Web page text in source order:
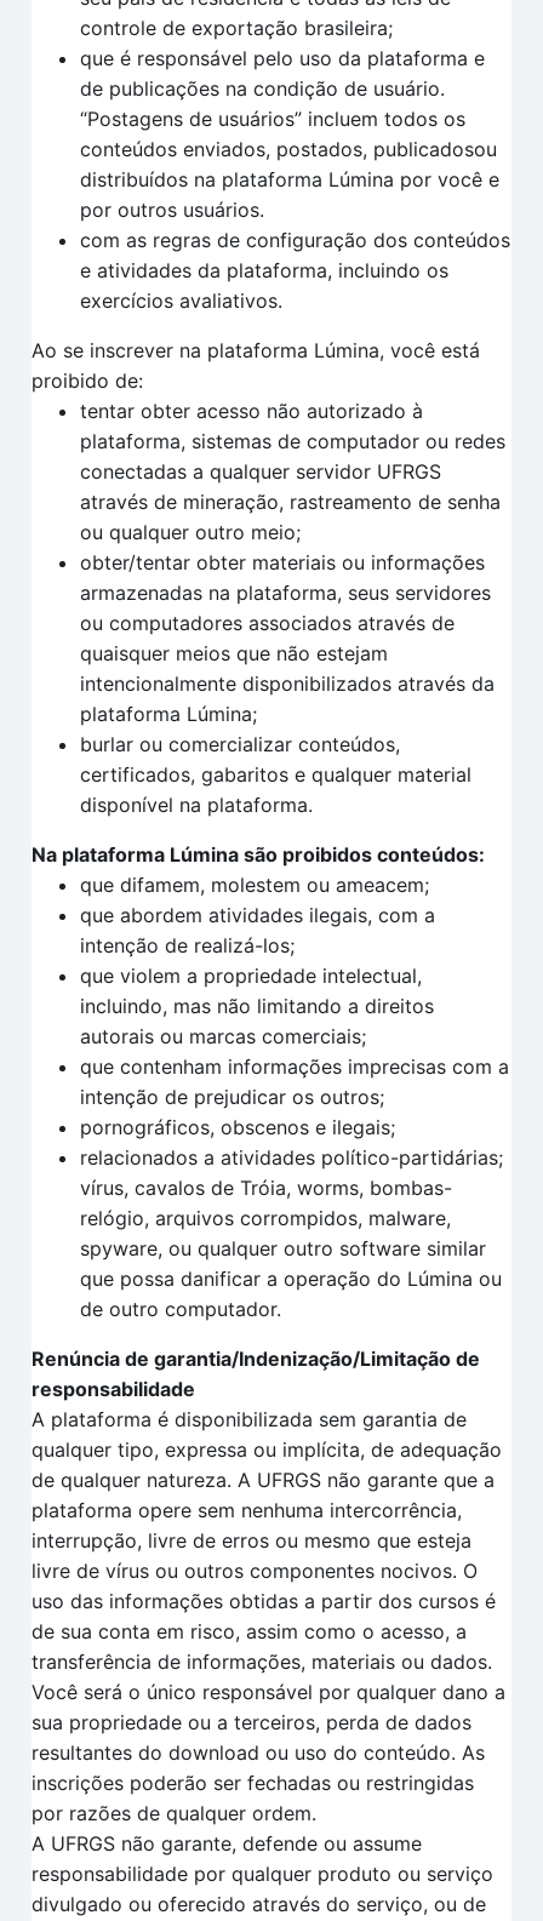
controle de exportação brasileira;
que é responsável pelo uso da plataforma e
de publicações na condição de usuário.
“Postagens de usuários” incluem todos os
conteúdos enviados, postados, publicadosou
distribuídos na plataforma Lúmina por você e
por outros usuários.
com as regras de configuração dos conteúdos
e atividades da plataforma, incluindo os
exercícios avaliativos.
Ao se inscrever na plataforma Lúmina, você está
proibido de:
tentar obter acesso não autorizado à
plataforma, sistemas de computador ou redes
conectadas a qualquer servidor UFRGS
através de mineração, rastreamento de senha
ou qualquer outro meio;
obter/tentar obter materiais ou informações
armazenadas na plataforma, seus servidores
ou computadores associados através de
quaisquer meios que não estejam
intencionalmente disponibilizados através da
plataforma Lúmina;
burlar ou comercializar conteúdos,
certificados, gabaritos e qualquer material
disponível na plataforma.
Na plataforma Lúmina são proibidos conteúdos:
que difamem, molestem ou ameacem;
que abordem atividades ilegais, com a
intenção de realizá-los;
que violem a propriedade intelectual,
incluindo, mas não limitando a direitos
autorais ou marcas comerciais;
que contenham informações imprecisas com a
intenção de prejudicar os outros;
pornográficos, obscenos e ilegais;
relacionados a atividades político-partidárias;
vírus, cavalos de Tróia, worms, bombas-
relógio, arquivos corrompidos, malware,
spyware, ou qualquer outro software similar
que possa danificar a operação do Lúmina ou
de outro computador.
Renúncia de garantia/Indenização/Limitação de
responsabilidade
A plataforma é disponibilizada sem garantia de
qualquer tipo, expressa ou implícita, de adequação
de qualquer natureza. A UFRGS não garante que a
plataforma opere sem nenhuma intercorrência,
interrupção, livre de erros ou mesmo que esteja
livre de vírus ou outros componentes nocivos. O
uso das informações obtidas a partir dos cursos é
de sua conta em risco, assim como o acesso, a
transferência de informações, materiais ou dados.
Você será o único responsável por qualquer dano a
sua propriedade ou a terceiros, perda de dados
resultantes do download ou uso do conteúdo. As
inscrições poderão ser fechadas ou restringidas
por razões de qualquer ordem.
A UFRGS não garante, defende ou assume
responsabilidade por qualquer produto ou serviço
divulgado ou oferecido através do serviço, ou de